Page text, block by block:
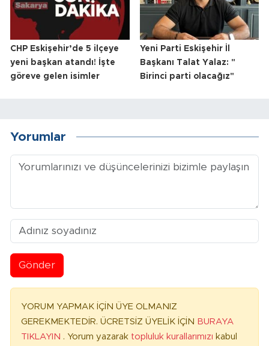
CHP Eskişehir’de 5 ilçeye
yeni başkan atandı! İşte
göreve gelen isimler
Yeni Parti Eskişehir İl
Başkanı Talat Yalaz: "
Birinci parti olacağız"
Yorumlar
Gönder
YORUM YAPMAK İÇİN ÜYE OLMANIZ
GEREKMEKTEDİR. ÜCRETSİZ ÜYELİK İÇİN BURAYA
TIKLAYIN . Yorum yazarak topluluk kurallarımızı kabul